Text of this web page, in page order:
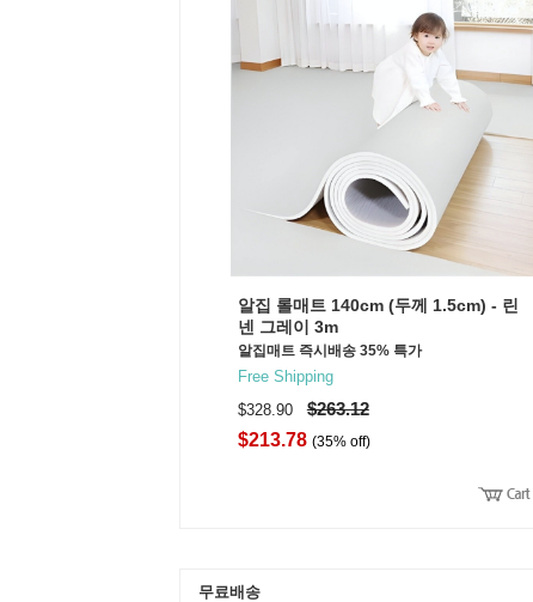
알집 롤매트 140cm (두께 1.5cm) - 린
넨 그레이 3m
알집매트 즉시배송 35% 특가
Free Shipping
$328.90$263.12
$213.78 (35% off)
무료배송